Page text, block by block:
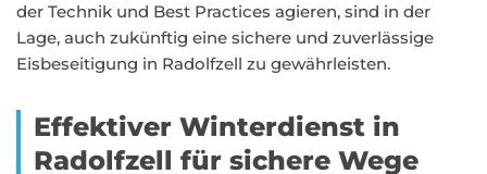
der Technik und Best Practices agieren, sind in der
Lage, auch zukünftig eine sichere und zuverlässige
Eisbeseitigung in Radolfzell zu gewährleisten.
Effektiver Winterdienst in
Radolfzell für sichere Wege